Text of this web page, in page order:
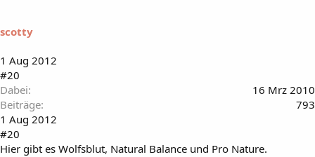
scotty
1 Aug 2012
#20
Dabei
16 Mrz 2010
Beiträge
793
1 Aug 2012
#20
Hier gibt es Wolfsblut, Natural Balance und Pro Nature.